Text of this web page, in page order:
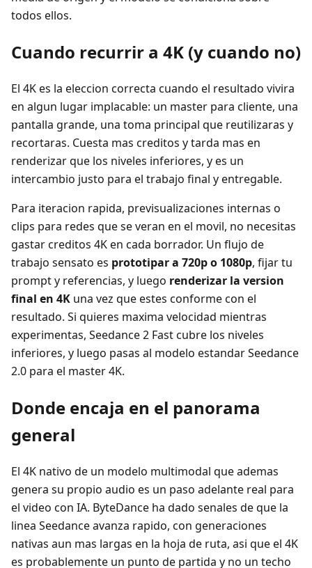
todos ellos.
Cuando recurrir a 4K (y cuando no)
El 4K es la eleccion correcta cuando el resultado vivira
en algun lugar implacable: un master para cliente, una
pantalla grande, una toma principal que reutilizaras y
recortaras. Cuesta mas creditos y tarda mas en
renderizar que los niveles inferiores, y es un
intercambio justo para el trabajo final y entregable.
Para iteracion rapida, previsualizaciones internas o
clips para redes que se veran en el movil, no necesitas
gastar creditos 4K en cada borrador. Un flujo de
trabajo sensato es prototipar a 720p o 1080p, fijar tu
prompt y referencias, y luego renderizar la version
final en 4K una vez que estes conforme con el
resultado. Si quieres maxima velocidad mientras
experimentas, Seedance 2 Fast cubre los niveles
inferiores, y luego pasas al modelo estandar Seedance
2.0 para el master 4K.
Donde encaja en el panorama
general
El 4K nativo de un modelo multimodal que ademas
genera su propio audio es un paso adelante real para
el video con IA. ByteDance ha dado senales de que la
linea Seedance avanza rapido, con generaciones
nativas aun mas largas en la hoja de ruta, asi que el 4K
es probablemente un punto de partida y no un techo